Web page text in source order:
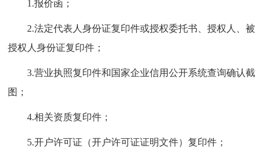
1.报价函；
2.法定代表人身份证复印件或授权委托书、授权人、被
授权人身份证复印件；
3.营业执照复印件和国家企业信用公开系统查询确认截
图；
4.相关资质复印件；
5.开户许可证（开户许可证证明文件）复印件；